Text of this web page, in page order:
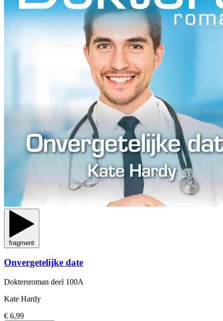
fragment
Onvergetelijke date
Doktersroman deel 100A
Kate Hardy
€ 6,99